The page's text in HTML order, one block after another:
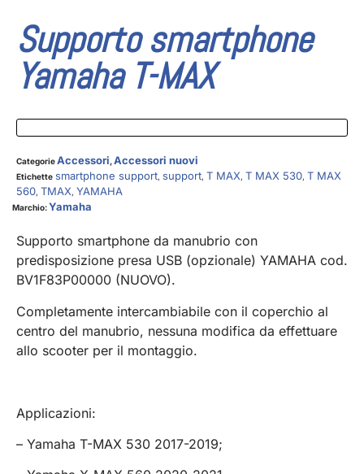
Supporto smartphone
Yamaha T-MAX
CategorieAccessori,Accessori nuovi
Etichette smartphone support, support, T MAX, T MAX 530, T MAX
560, TMAX, YAMAHA
Marchio:Yamaha
Supporto smartphone da manubrio con
predisposizione presa USB (opzionale) YAMAHA cod.
BV1F83P00000 (NUOVO).
Completamente intercambiabile con il coperchio al
centro del manubrio, nessuna modifica da effettuare
allo scooter per il montaggio.
Applicazioni:
– Yamaha T-MAX 530 2017-2019;